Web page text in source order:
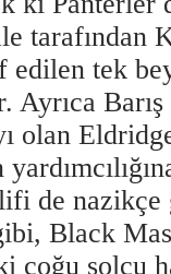
tarafından
edilen tek
Ayrıca
olan
de
Black
çoğu solcu